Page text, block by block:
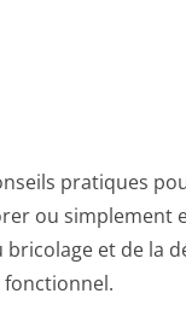
pratiques
ou
et de
fonctionnel.